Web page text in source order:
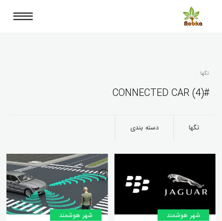
تگها
#CONNECTED CAR (4)
تگها دسته بندی
شهر هوشمند شهر هوشمند